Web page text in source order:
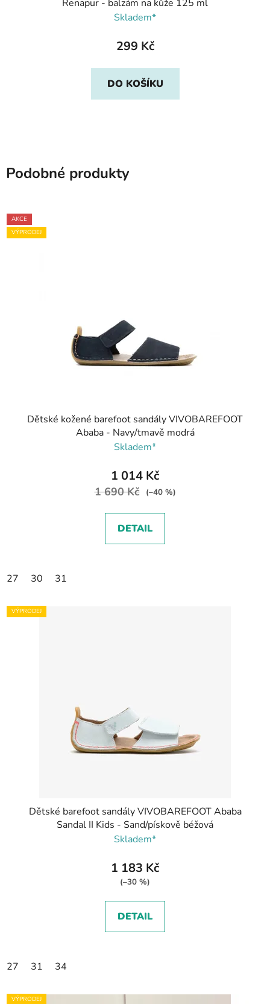
Renapur - balzám na kůže 125 ml
Skladem*
299 Kč
DO KOŠÍKU
Podobné produkty
AKCE
VÝPRODEJ
Dětské kožené barefoot sandály VIVOBAREFOOT
Ababa - Navy/tmavě modrá
Skladem*
1 014 Kč
1 690 Kč (–40 %)
DETAIL
27 30 31
VÝPRODEJ
Dětské barefoot sandály VIVOBAREFOOT Ababa
Sandal II Kids - Sand/pískově béžová
Skladem*
1 183 Kč
(–30 %)
DETAIL
27 31 34
VÝPRODEJ